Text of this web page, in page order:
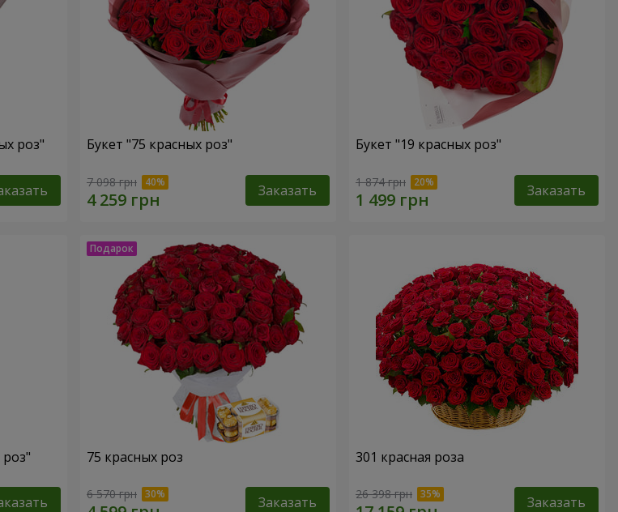
роз" Букет "75 красных роз"
7 098 грн Заказать
Букет "19 красных роз"
1 874 грн Заказать
75 красных роз
6 570 грн Заказать
301 красная роза
26 398 грн Заказать